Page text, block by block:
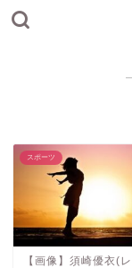
スポーツ
【画像】須崎優衣(